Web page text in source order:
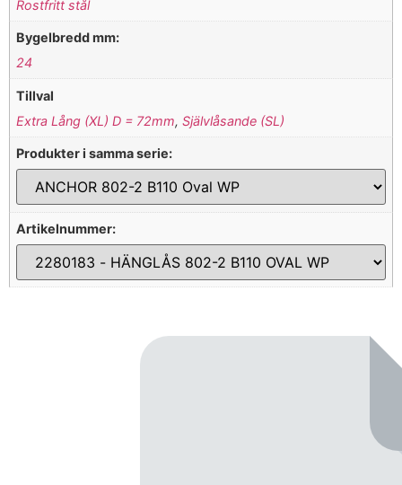
Rostfritt stål
Bygelbredd mm:
24
Tillval
Extra Lång (XL) D = 72mm,Självlåsande (SL)
Produkter i samma serie:
Artikelnummer: